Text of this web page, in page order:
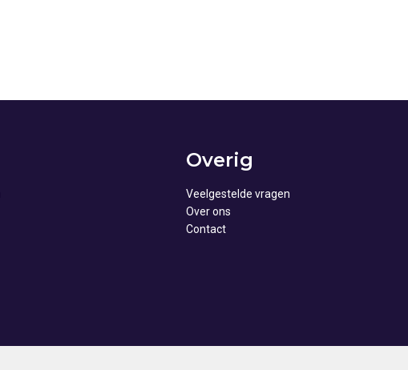
Overig
Veelgestelde vragen
Over ons
Contact